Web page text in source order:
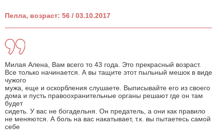
Пелла, возраст: 56 / 03.10.2017
Милая Алена, Вам всего то 43 года. Это прекрасный возраст.
Все только начинается. А вы тащите этот пыльный мешок в виде
чужого
мужа, еще и оскорбления слушаете. Выписывайте его из своего
дома и пусть правоохранительные органы решают где он там
будет
сидеть. У вас не богадельня. Он предатель, а они как правило
не меняются. А боль на вас накатывает, т.к. вы пытаетесь самой
себе